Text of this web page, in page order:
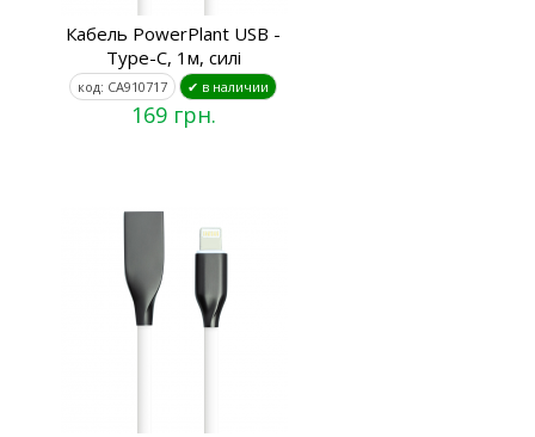
Кабель PowerPlant USB -
Type-C, 1м, силі
код: CA910717 ✔ в наличии
169 грн.